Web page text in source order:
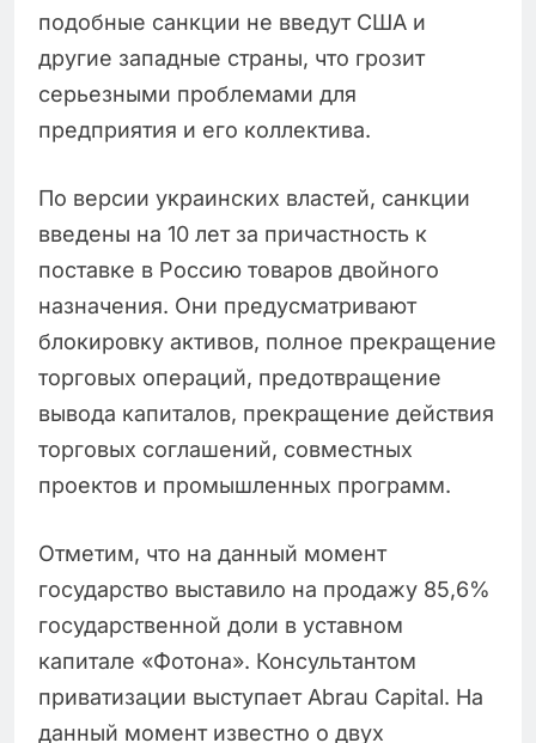
подобные санкции не введут США и
другие западные страны, что грозит
серьезными проблемами для
предприятия и его коллектива.
По версии украинских властей, санкции
введены на 10 лет за причастность к
поставке в Россию товаров двойного
назначения. Они предусматривают
блокировку активов, полное прекращение
торговых операций, предотвращение
вывода капиталов, прекращение действия
торговых соглашений, совместных
проектов и промышленных программ.
Отметим, что на данный момент
государство выставило на продажу 85,6%
государственной доли в уставном
капитале «Фотона». Консультантом
приватизации выступает Abrau Capital. На
данный момент известно о двух